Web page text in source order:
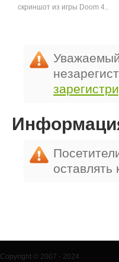
скриншот из игры Doom 4..
оставлять
Copyright © 2007 - 2024